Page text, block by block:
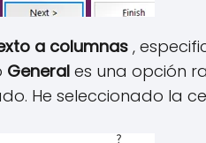
a columnas,
General es una opción
He seleccionado la